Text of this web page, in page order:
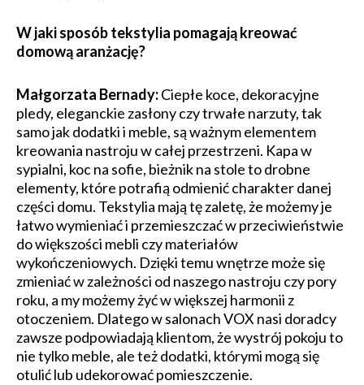
​W jaki sposób tekstylia pomagają kreować
domową aranżację?
Małgorzata Bernady:Ciepłe koce, dekoracyjne
pledy, eleganckie zasłony czy trwałe narzuty, tak
samo jak dodatki i meble, są ważnym elementem
kreowania nastroju w całej przestrzeni. Kapa w
sypialni, koc na sofie, bieżnik na stole to drobne
elementy, które potrafią odmienić charakter danej
części domu. Tekstylia mają tę zaletę, że możemy je
łatwo wymieniać i przemieszczać w przeciwieństwie
do większości mebli czy materiałów
wykończeniowych. Dzięki temu wnętrze może się
zmieniać w zależności od naszego nastroju czy pory
roku, a my możemy żyć w większej harmonii z
otoczeniem. Dlatego w salonach VOX nasi doradcy
zawsze podpowiadają klientom, że wystrój pokoju to
nie tylko meble, ale też dodatki, którymi mogą się
otulić lub udekorować pomieszczenie.